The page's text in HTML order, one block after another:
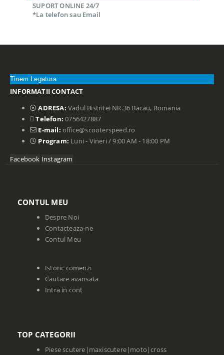
SUPORT ONLINE 24/7
*La telefon sau Email
Tinem Legatura
INFORMATII CONTACT
ADRESA: Vadul Bistritei NR.36 Bacau, Romania
Telefon: 0756427887
E-mail: office@scooterspeed.ro
Program: Luni - Vineri / 9:00 AM - 18:00 PM
Facebook Instagram
CONTUL MEU
Despre Noi
Contacteaza-ne
Contul Meu
Istoric comenzi
Cautare avansata
Intra in cont
TOP CATEGORII
Piese scutere|maxiscutere|moto|cross